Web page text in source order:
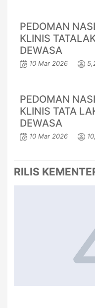
PEDOMAN
KLINIS
DEWASA
10 Mar 2026
PEDOMAN
KLINIS TATA
DEWASA
10 Mar 2026
RILIS